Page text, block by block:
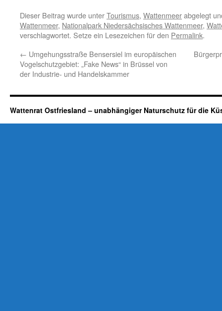
Dieser Beitrag wurde unterTourismus, Wattenmeerabgelegt
Wattenmeer, Nationalpark Niedersächsisches Wattenmeer,
verschlagwortet. Setze ein Lesezeichen für den Permalink.
← Umgehungsstraße Bensersiel im europäischen
Vogelschutzgebiet: „Fake News“ in Brüssel von
der Industrie- und Handelskammer
Wattenrat Ostfriesland – unabhängiger Naturschutz für die